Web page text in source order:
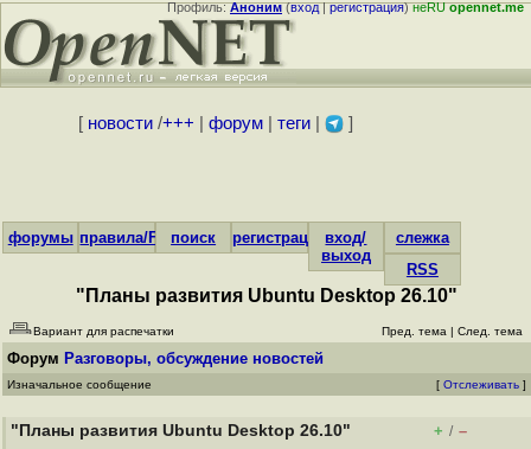
Профиль:Аноним(вход|регистрация)неRUopennet.me
[ новости/+++ форум| теги| ]
форумы правила/FAQпоиск регистрациявход/
выход
слежка
RSS
"Планы развития Ubuntu Desktop 26.10"
Вариант для распечатки Пред. тема | След. тема
Форум Разговоры, обсуждение новостей
Изначальное сообщение [ Отслеживать ]
"Планы развития Ubuntu Desktop 26.10" + / –